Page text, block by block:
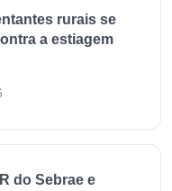
rurais se
a estiagem
do Sebrae e